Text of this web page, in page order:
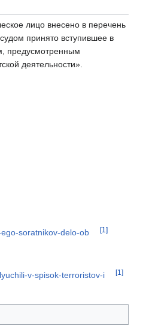
лицо внесено в перечень
принято вступившее в
предусмотренным
деятельности».
soratnikov-delo-ob [1]
v-spisok-terroristov-i [1]